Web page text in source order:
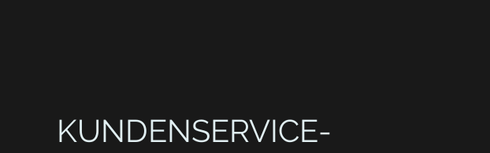
KUNDENSERVICE-